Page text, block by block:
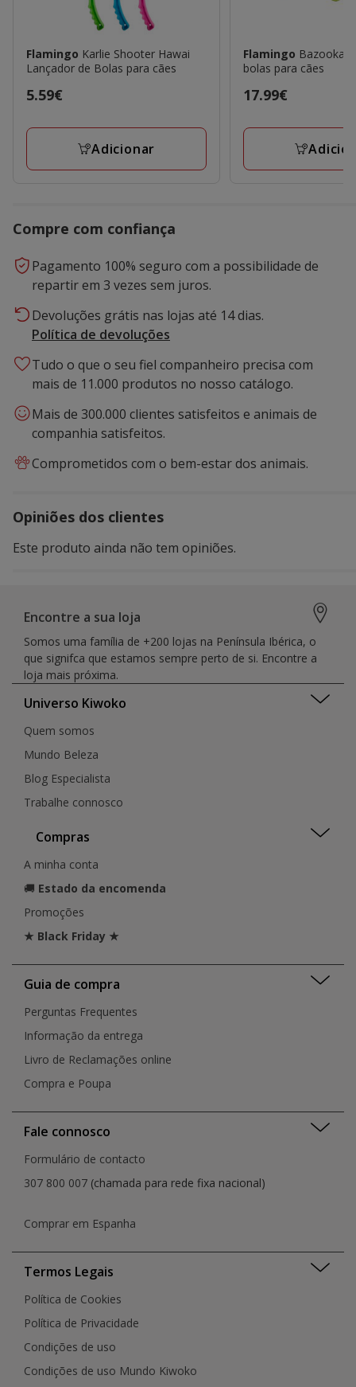
Flamingo Karlie Shooter Hawai
Lançador de Bolas para cães
Preço
5.59€
Adicionar
Flamingo Bazooka
bolas para cães
Preço
17.99€
Compre com confiança
Pagamento 100% seguro com a possibilidade de
repartir em 3 vezes sem juros.
Devoluções grátis nas lojas até 14 dias.
Política de devoluções
Tudo o que o seu fiel companheiro precisa com
mais de 11.000 produtos no nosso catálogo.
Mais de 300.000 clientes satisfeitos e animais de
companhia satisfeitos.
Comprometidos com o bem-estar dos animais.
Opiniões dos clientes
Este produto ainda não tem opiniões.
Encontre a sua loja
Somos uma família de +200 lojas na Península Ibérica, o
que signifca que estamos sempre perto de si. Encontre a
loja mais próxima.
Universo Kiwoko
Quem somos
Mundo Beleza
Blog Especialista
Trabalhe connosco
Compras
A minha conta
🚚 Estado da encomenda
Promoções
★ Black Friday ★
Guia de compra
Perguntas Frequentes
Informação da entrega
Livro de Reclamações online
Compra e Poupa
Fale connosco
Formulário de contacto
307 800 007 (chamada para rede fixa nacional)
Comprar em Espanha
Termos Legais
Política de Cookies
Política de Privacidade
Condições de uso
Condições de uso Mundo Kiwoko